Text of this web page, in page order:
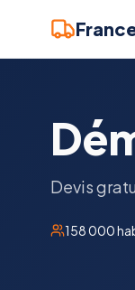
Devis
158 000